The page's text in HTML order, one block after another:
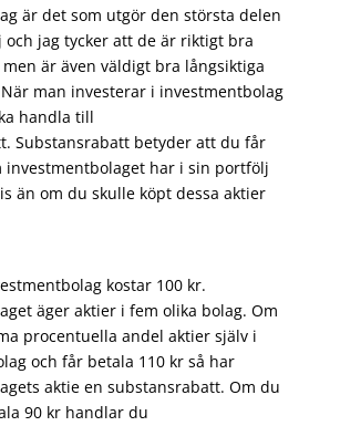
är det som utgör den största delen
jag tycker att de är riktigt bra
är även väldigt bra långsiktiga
man investerar i investmentbolag
handla till
Substansrabatt betyder att du får
investmentbolaget har i sin portfölj
än om du skulle köpt dessa aktier
kostar 100 kr.
äger aktier i fem olika bolag. Om
procentuella andel aktier själv i
och får betala 110 kr så har
aktie en substansrabatt. Om du
90 kr handlar du